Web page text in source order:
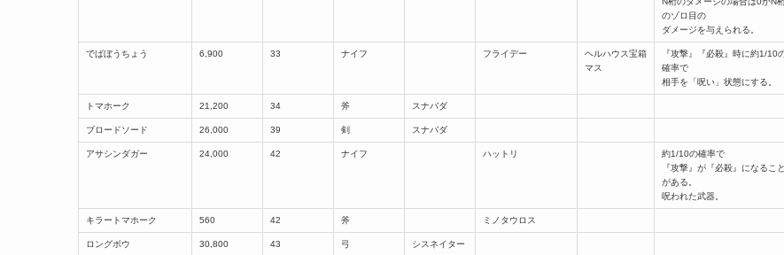
のゾロ目の
ダメージを与えられる。
でばぼうちょう 6,900 33 ナイフ フライデー
ヘルハウス宝箱
マス
『攻撃』『必殺』時に約1/10
確率で
相手を「呪い」状態にする。
トマホーク 21,200 34 斧 スナバダ
ブロードソード 26,000 39 剣 スナバダ
アサシンダガー 24,000 42 ナイフ ハットリ
約1/10の確率で
『攻撃』が『必殺』になること
がある。
呪われた武器。
キラートマホーク 560 42 斧 ミノタウロス
ロングボウ 30,800 43 弓 シスネイター